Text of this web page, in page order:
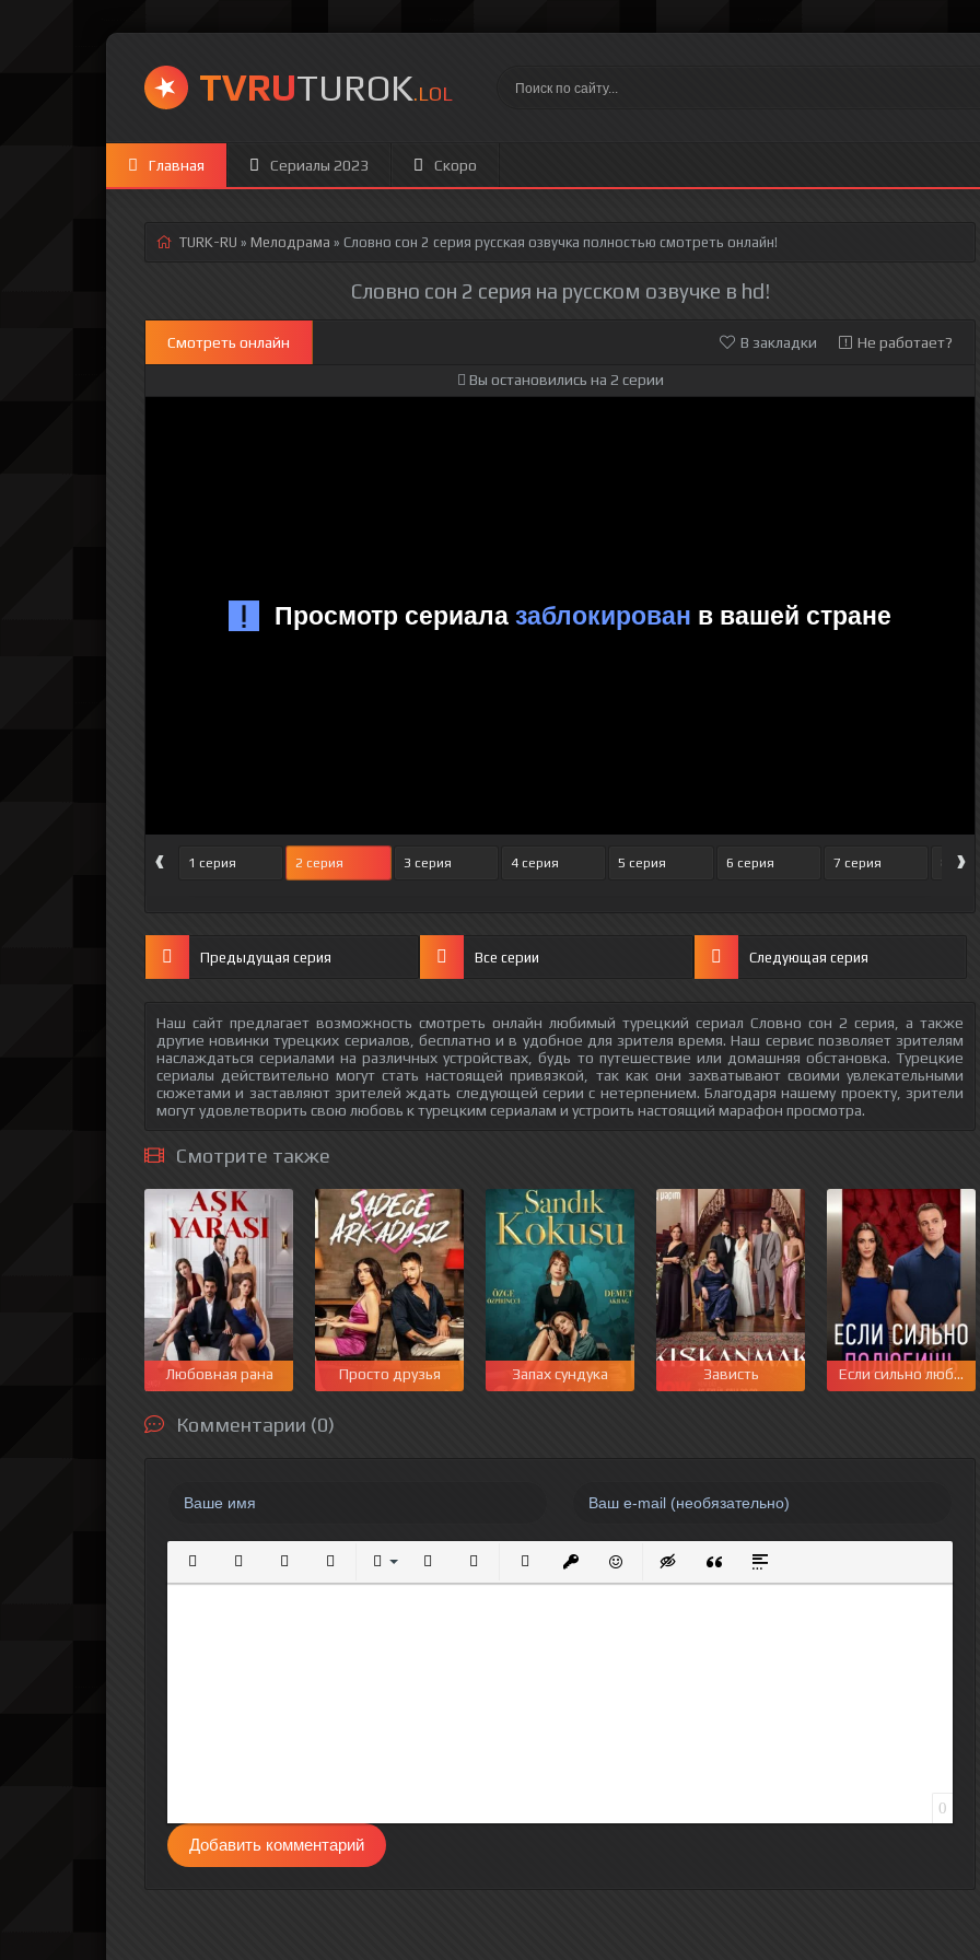
TVRUTUROK.LOL
Главная Сериалы 2023 Скоро
TURK-RU » Мелодрама » Словно сон 2 серия русская озвучка полностью смотреть онлайн!
Словно сон 2 серия на русском озвучке в hd!
Смотреть онлайн В закладки Не работает?
Вы остановились на 2 серии
‹ 1 серия 2 серия 3 серия 4 серия 5 серия 6 серия 7 серия 8 ›
Предыдущая серия Все серии Следующая серия
Наш сайт предлагает возможность смотреть онлайн любимый турецкий сериал Словно сон 2 серия, а также
другие новинки турецких сериалов, бесплатно и в удобное для зрителя время. Наш сервис позволяет зрителям
наслаждаться сериалами на различных устройствах, будь то путешествие или домашняя обстановка. Турецкие
сериалы действительно могут стать настоящей привязкой, так как они захватывают своими увлекательными
сюжетами и заставляют зрителей ждать следующей серии с нетерпением. Благодаря нашему проекту, зрители
могут удовлетворить свою любовь к турецким сериалам и устроить настоящий марафон просмотра.
Смотрите также
Любовная рана Просто друзья Запах сундука Зависть Если сильно
Комментарии (0)
Полужирный
КурсивПодчеркнутый
ЗачеркнутыйВыравнивание
Нумерованный список
Маркированный список
Вставить ссылку
Вставить защищенную ссылку
Вставить смайлик
Вставка скрытого текста
Вставка цитаты
Вставка спойлера
0
Добавить комментарий